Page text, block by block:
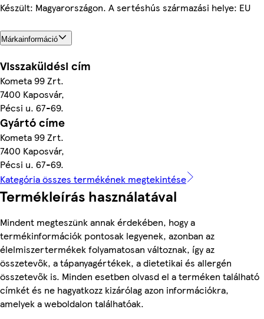
Készült: Magyarországon. A sertéshús származási helye: EU
Márkainformáció
Visszaküldési cím
Kometa 99 Zrt.
7400 Kaposvár,
Pécsi u. 67-69.
Gyártó címe
Kometa 99 Zrt.
7400 Kaposvár,
Pécsi u. 67-69.
Kategória összes termékének megtekintése
Termékleírás használatával
Mindent megteszünk annak érdekében, hogy a
termékinformációk pontosak legyenek, azonban az
élelmiszertermékek folyamatosan változnak, így az
összetevők, a tápanyagértékek, a dietetikai és allergén
összetevők is. Minden esetben olvasd el a terméken található
címkét és ne hagyatkozz kizárólag azon információkra,
amelyek a weboldalon találhatóak.